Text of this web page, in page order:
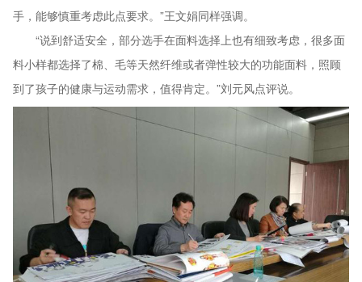
手，能够慎重考虑此点要求。”王文娟同样强调。
“说到舒适安全，部分选手在面料选择上也有细致考虑，很多面
料小样都选择了棉、毛等天然纤维或者弹性较大的功能面料，照顾
到了孩子的健康与运动需求，值得肯定。”刘元风点评说。